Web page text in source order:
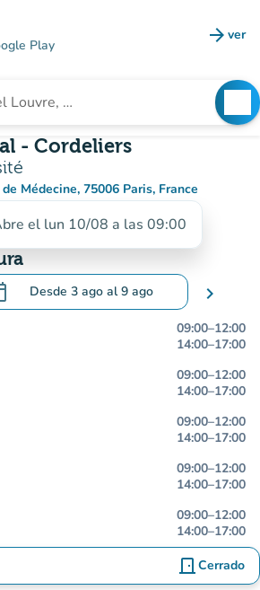
Play arrow_forward ver
- Cordeliers
Médecine, 75006 Paris, France
(abrir en Google Maps)
(nueva pestaña)
el lun 10/08 a las 09:00
Desde 3 ago al9 ago
el calendario para cambiar las
chevron_right
09:00–12:00
14:00–17:00
09:00–12:00
14:00–17:00
09:00–12:00
14:00–17:00
09:00–12:00
14:00–17:00
09:00–12:00
14:00–17:00
door_front Cerrado